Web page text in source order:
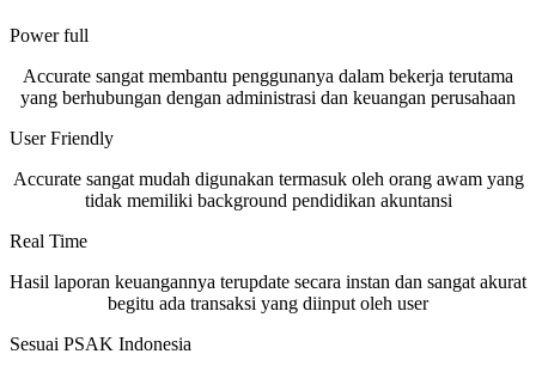
Power full
Accurate sangat membantu penggunanya dalam bekerja terutama
yang berhubungan dengan administrasi dan keuangan perusahaan
User Friendly
Accurate sangat mudah digunakan termasuk oleh orang awam yang
tidak memiliki background pendidikan akuntansi
Real Time
Hasil laporan keuangannya terupdate secara instan dan sangat akurat
begitu ada transaksi yang diinput oleh user
Sesuai PSAK Indonesia